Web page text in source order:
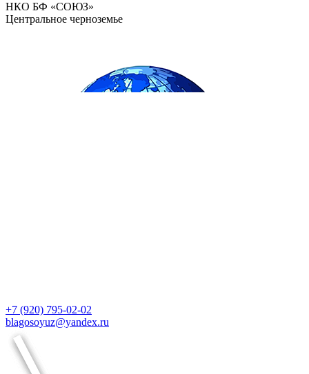
НКО БФ «СОЮЗ»
Центральное черноземье
+7 (920) 795-02-02
blagosoyuz@yandex.ru